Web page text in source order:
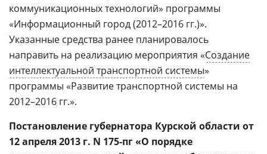
коммуникационных технологий» программы
«Информационный город (2012–2016 гг.)».
Указанные средства ранее планировалось
направить на реализацию мероприятия «Создание
интеллектуальной транспортной системы»
программы «Развитие транспортной системы на
2012–2016 гг.».
Постановление губернатора Курской области от
12 апреля 2013 г. N 175-пг «О порядке